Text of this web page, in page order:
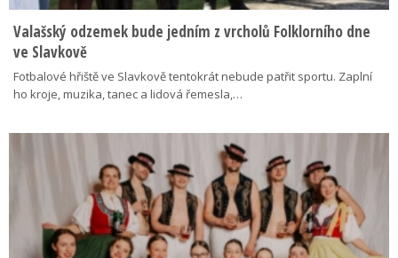
Valašský odzemek bude jedním z vrcholů Folklorního dne
ve Slavkově
Fotbalové hřiště ve Slavkově tentokrát nebude patřit sportu. Zaplní
ho kroje, muzika, tanec a lidová řemesla,…